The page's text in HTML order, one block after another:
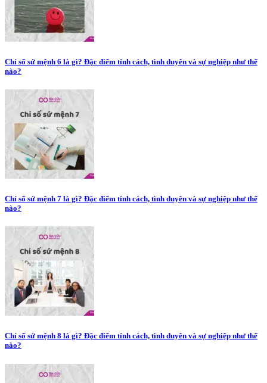
Chỉ số sứ mệnh 6 là gì? Đặc điểm tính cách, tình duyên và sự nghiệp như thế
nào?
Chỉ số sứ mệnh 7 là gì? Đặc điểm tính cách, tình duyên và sự nghiệp như thế
nào?
Chỉ số sứ mệnh 8 là gì? Đặc điểm tính cách, tình duyên và sự nghiệp như thế
nào?